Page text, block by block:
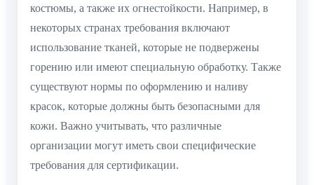
костюмы, а также их огнестойкости. Например, в
некоторых странах требования включают
использование тканей, которые не подвержены
горению или имеют специальную обработку. Также
существуют нормы по оформлению и наливу
красок, которые должны быть безопасными для
кожи. Важно учитывать, что различные
организации могут иметь свои специфические
требования для сертификации.